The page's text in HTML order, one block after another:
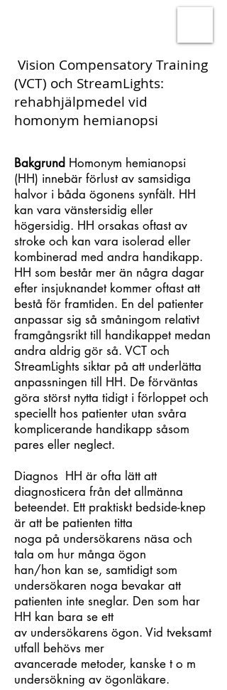
Vision Compensatory Training
(VCT) och StreamLights:
rehabhjälpmedel vid
homonym hemianopsi
Bakgrund Homonym hemianopsi
(HH) innebär förlust av samsidiga
halvor i båda ögonens synfält. HH
kan vara vänstersidig eller
högersidig. HH orsakas oftast av
stroke och kan vara isolerad eller
kombinerad med andra handikapp.
HH som består mer än några dagar
efter insjuknandet kommer oftast att
bestå för framtiden. En del patienter
anpassar sig så småningom relativt
framgångsrikt till handikappet medan
andra aldrig gör så. VCT och
StreamLights siktar på att underlätta
anpassningen till HH. De förväntas
göra störst nytta tidigt i förloppet och
speciellt hos patienter utan svåra
komplicerande handikapp såsom
pares eller neglect.
Diagnos HH är ofta lätt att
diagnosticera från det allmänna
beteendet. Ett praktiskt bedside-knep
är att be patienten titta
noga på undersökarens näsa och
tala om hur många ögon
han/hon kan se, samtidigt som
undersökaren noga bevakar att
patienten inte sneglar. Den som har
HH kan bara se ett
av undersökarens ögon. Vid tveksamt
utfall behövs mer
avancerade metoder, kanske t o m
undersökning av ögonläkare.